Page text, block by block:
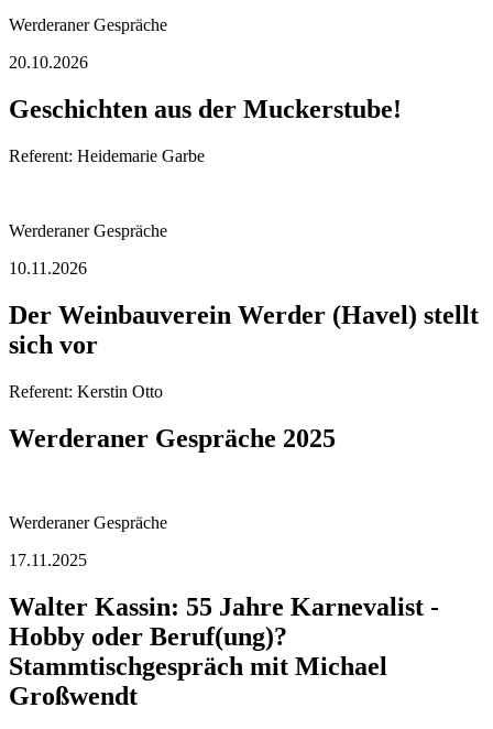
Werderaner Gespräche
20.10.2026
Geschichten aus der Muckerstube!
Referent: Heidemarie Garbe
Werderaner Gespräche
10.11.2026
Der Weinbauverein Werder (Havel) stellt
sich vor
Referent: Kerstin Otto
Werderaner Gespräche 2025
Werderaner Gespräche
17.11.2025
Walter Kassin: 55 Jahre Karnevalist -
Hobby oder Beruf(ung)?
Stammtischgespräch mit Michael
Großwendt